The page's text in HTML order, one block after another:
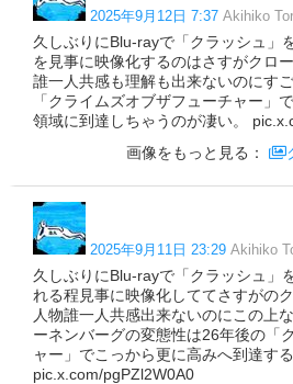
2025年9月12日 7:37 Akihiko
久しぶりにBlu-rayで「クラッシュ」
を見事に映像化するのはさすがクロ
誰一人共感も理解も出来ないのにす
「クライムズオブザフューチャー」
領域に到達しちゃうのが凄い。
画像をもっと見る：
2025年9月11日 23:29 Akihiko
久しぶりにBlu-rayで「クラッシュ」
れる程見事に映像化しててさすがの
人物誰一人共感出来ないのにこの上
ーネンバーグの変態性は26年後の「
ャー」でこっから更に高みへ到達する
pic.x.com/pgPZl2W0A0